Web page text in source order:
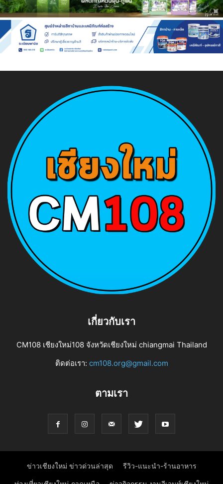
เกี่ยวกับเรา
CM108 เชียงใหม่108 จังหวัดเชียงใหม่ chiangmai Thailand
ติดต่อเรา: cm108.org@gmail.com
ตามเรา
ข่าวเชียงใหม่ ข่าวด่วนล่าสุด รีวิว-แนะนำ-ร้านอาหาร